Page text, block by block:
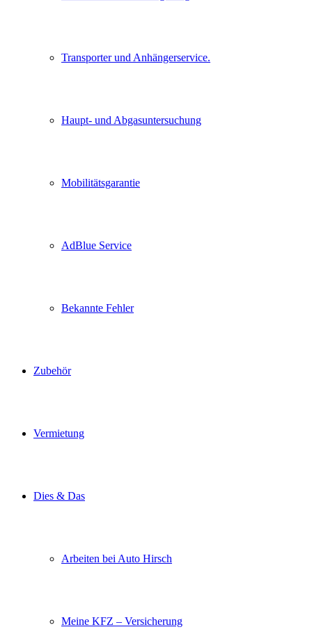
Transporter und Anhängerservice.
Haupt- und Abgasuntersuchung
Mobilitätsgarantie
AdBlue Service
Bekannte Fehler
Zubehör
Vermietung
Dies & Das
Arbeiten bei Auto Hirsch
Meine KFZ – Versicherung